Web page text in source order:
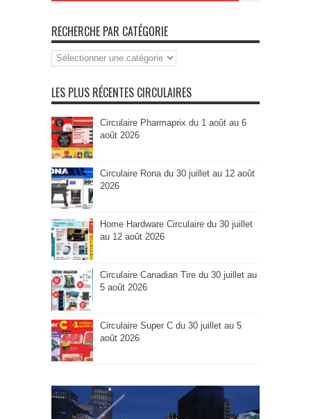
RECHERCHE PAR CATÉGORIE
Recherche
par
LES PLUS RÉCENTES CIRCULAIRES
Circulaire Pharmaprix du 1 août au 6
août 2026
Circulaire Rona du 30 juillet au 12 août
2026
Home Hardware Circulaire du 30 juillet
au 12 août 2026
Circulaire Canadian Tire du 30 juillet au
5 août 2026
Circulaire Super C du 30 juillet au 5
août 2026